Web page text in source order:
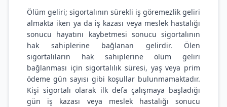
Ölüm geliri; sigortalının sürekli iş göremezlik geliri
almakta iken ya da iş kazası veya meslek hastalığı
sonucu hayatını kaybetmesi sonucu sigortalının
hak sahiplerine bağlanan gelirdir. Ölen
sigortalıların hak sahiplerine ölüm geliri
bağlanması için sigortalılık süresi, yaş veya prim
ödeme gün sayısı gibi koşullar bulunmamaktadır.
Kişi sigortalı olarak ilk defa çalışmaya başladığı
gün iş kazası veya meslek hastalığı sonucu